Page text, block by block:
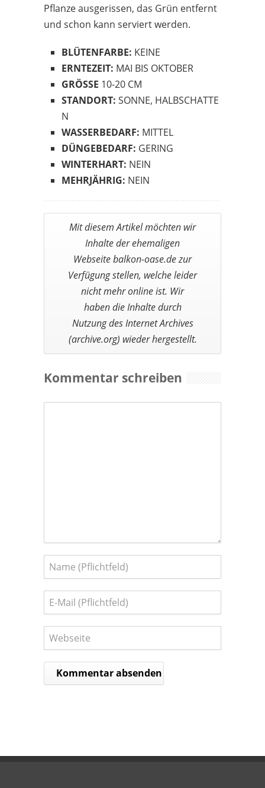
Pflanze ausgerissen, das Grün entfernt
und schon kann serviert werden.
BLÜTENFARBE: KEINE
ERNTEZEIT: MAI BIS OKTOBER
GRÖSSE 10-20 CM
STANDORT: SONNE, HALBSCHATTE
N
WASSERBEDARF: MITTEL
DÜNGEBEDARF: GERING
WINTERHART: NEIN
MEHRJÄHRIG: NEIN
Kommentar schreiben